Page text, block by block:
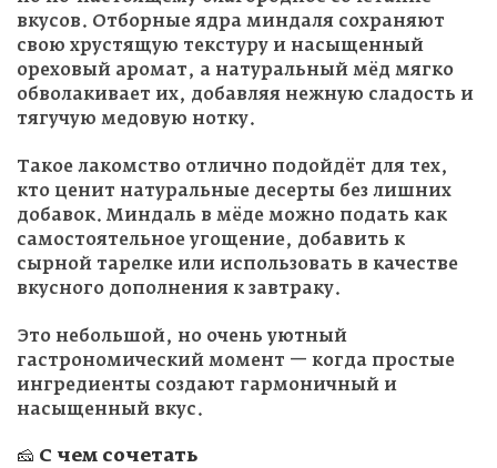
вкусов. Отборные ядра миндаля сохраняют
свою хрустящую текстуру и насыщенный
ореховый аромат, а натуральный мёд мягко
обволакивает их, добавляя нежную сладость и
тягучую медовую нотку.
Такое лакомство отлично подойдёт для тех,
кто ценит натуральные десерты без лишних
добавок. Миндаль в мёде можно подать как
самостоятельное угощение, добавить к
сырной тарелке или использовать в качестве
вкусного дополнения к завтраку.
Это небольшой, но очень уютный
гастрономический момент — когда простые
ингредиенты создают гармоничный и
насыщенный вкус.
🧀 С чем сочетать